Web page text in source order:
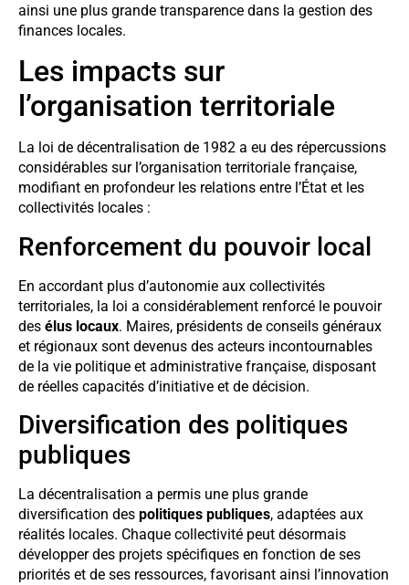
ainsi une plus grande transparence dans la gestion des
finances locales.
Les impacts sur
l’organisation territoriale
La loi de décentralisation de 1982 a eu des répercussions
considérables sur l’organisation territoriale française,
modifiant en profondeur les relations entre l’État et les
collectivités locales :
Renforcement du pouvoir local
En accordant plus d’autonomie aux collectivités
territoriales, la loi a considérablement renforcé le pouvoir
des élus locaux. Maires, présidents de conseils généraux
et régionaux sont devenus des acteurs incontournables
de la vie politique et administrative française, disposant
de réelles capacités d’initiative et de décision.
Diversification des politiques
publiques
La décentralisation a permis une plus grande
diversification des politiques publiques, adaptées aux
réalités locales. Chaque collectivité peut désormais
développer des projets spécifiques en fonction de ses
priorités et de ses ressources, favorisant ainsi l’innovation